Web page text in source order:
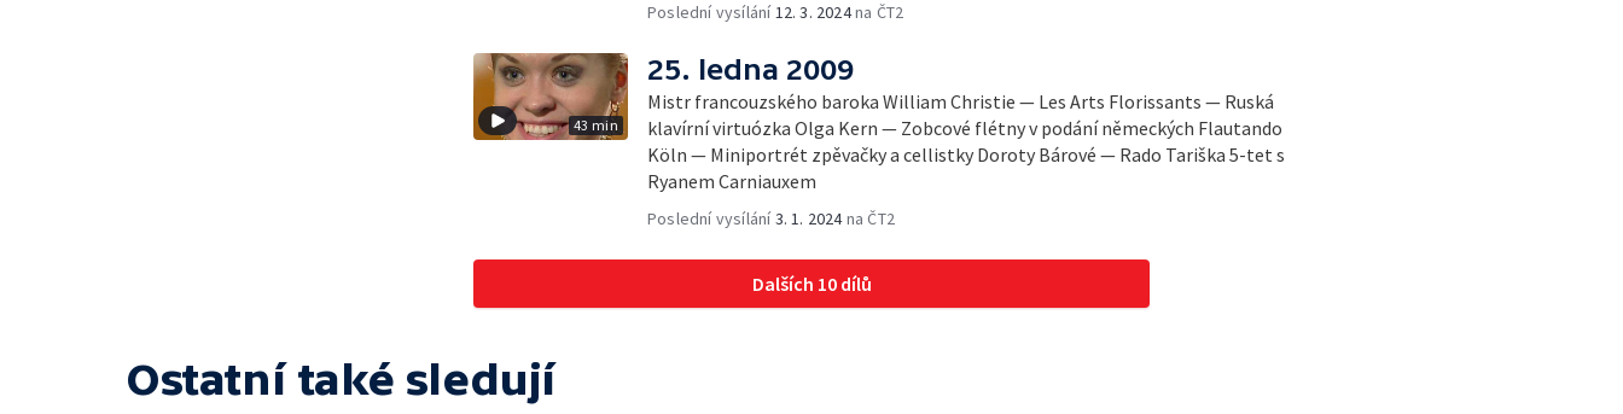
Poslední vysílání12. 3. 2024na ČT2
43 min
25. ledna 2009
Mistr francouzského baroka William Christie — Les Arts Florissants — Ruská
klavírní virtuózka Olga Kern — Zobcové flétny v podání německých Flautando
Köln — Miniportrét zpěvačky a cellistky Doroty Bárové — Rado Tariška 5-tet s
Ryanem Carniauxem
Poslední vysílání3. 1. 2024na ČT2
Dalších 10 dílů
Ostatní také sledují